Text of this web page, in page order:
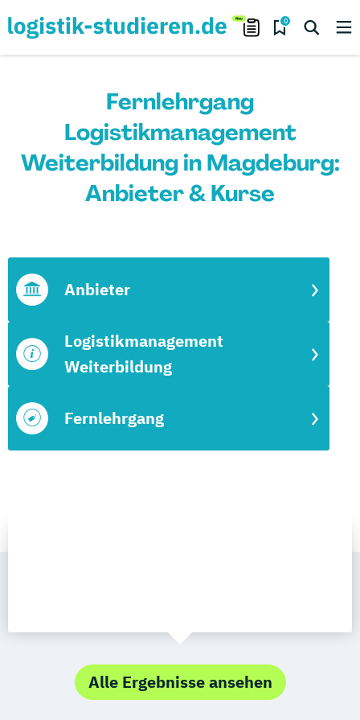
0
Fernlehrgang
Logistikmanagement
Weiterbildung in Magdeburg:
Anbieter & Kurse
Fernlehrgang
Logistikmanagement
Weiterbildung
Anbieter
Alle Ergebnisse ansehen